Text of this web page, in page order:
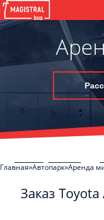
Главная Автопарк Аренда
Заказ